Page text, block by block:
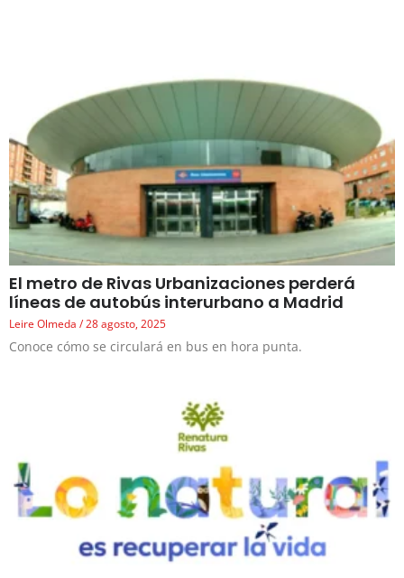
El metro de Rivas Urbanizaciones perderá
líneas de autobús interurbano a Madrid
Leire Olmeda 28 agosto, 2025
Conoce cómo se circulará en bus en hora punta.